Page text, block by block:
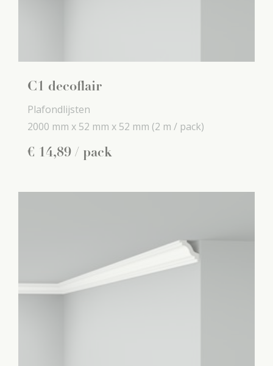
C1 decoflair
Plafondlijsten
2000 mm x 52 mm x 52 mm (2 m / pack)
€ 14,89 / pack